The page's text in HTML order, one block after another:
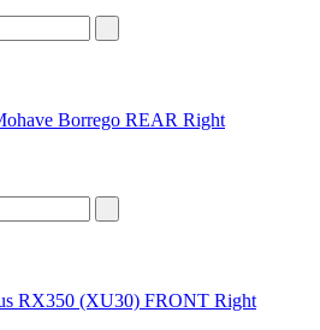
Borrego REAR Right
RX350 (XU30) FRONT Right